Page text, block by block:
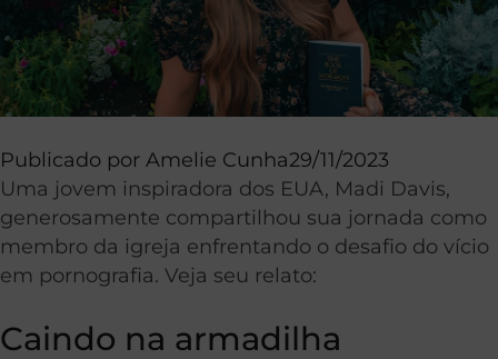
Publicado por Amelie Cunha29/11/2023
Uma jovem inspiradora dos EUA, Madi Davis,
generosamente compartilhou sua jornada como
membro da igreja enfrentando o desafio do vício
em pornografia. Veja seu relato:
Caindo na armadilha